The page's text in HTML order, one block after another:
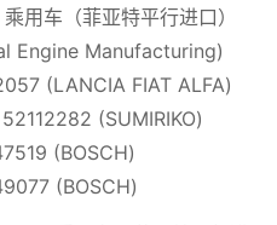
乘用车（菲亚特平行进口）
Engine Manufacturing)
(LANCIA FIAT ALFA)
(SUMIRIKO)
(BOSCH)
(BOSCH)